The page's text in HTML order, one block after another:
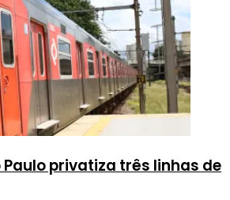
Paulo privatiza três linhas de